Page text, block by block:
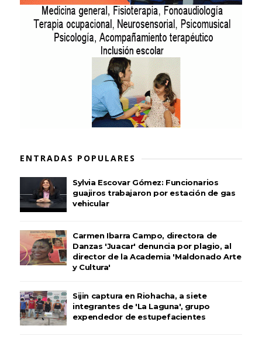
ENTRADAS POPULARES
Sylvia Escovar Gómez: Funcionarios
guajiros trabajaron por estación de gas
vehicular
Carmen Ibarra Campo, directora de
Danzas 'Juacar' denuncia por plagio, al
director de la Academia 'Maldonado Arte
y Cultura'
Sijin captura en Riohacha, a siete
integrantes de 'La Laguna', grupo
expendedor de estupefacientes